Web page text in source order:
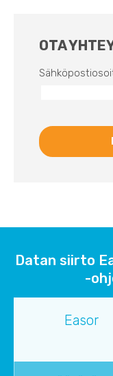
OTA
Datan siirto
-
Easor